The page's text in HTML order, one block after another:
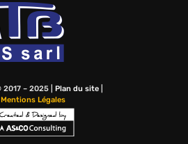
– 2025 | Plan du site|
Mentions Légales